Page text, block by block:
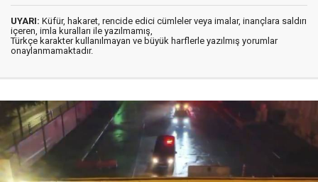
UYARI: Küfür, hakaret, rencide edici cümleler veya imalar, inançlara saldırı
içeren, imla kuralları ile yazılmamış,
Türkçe karakter kullanılmayan ve büyük harflerle yazılmış yorumlar
onaylanmamaktadır.